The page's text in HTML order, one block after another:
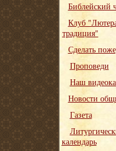
Библейский
Клуб
традиция"
Сделать
Проповеди
Наш
Новости
Газета
календарь